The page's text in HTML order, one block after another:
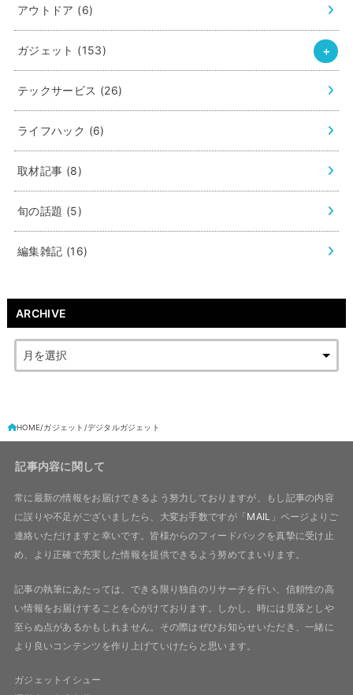
アウトドア (6)
ガジェット (153)
テックサービス (26)
ライフハック (6)
取材記事 (8)
旬の話題 (5)
編集雑記 (16)
ARCHIVE
HOME ガジェット デジタルガジェット
記事内容に関して
常に最新の情報をお届けできるよう努力しておりますが、もし記事の内容
に誤りや不足がございましたら、大変お手数ですが「MAIL 」ページよりご
連絡いただけますと幸いです。皆様からのフィードバックを真摯に受け止
め、より正確で充実した情報を提供できるよう努めてまいります。
記事の執筆にあたっては、できる限り独自のリサーチを行い、信頼性の高
い情報をお届けすることを心がけております。しかし、時には見落としや
至らぬ点があるかもしれません。その際はぜひお知らせいただき、一緒に
より良いコンテンツを作り上げていけたらと思います。
ガジェットイシュー